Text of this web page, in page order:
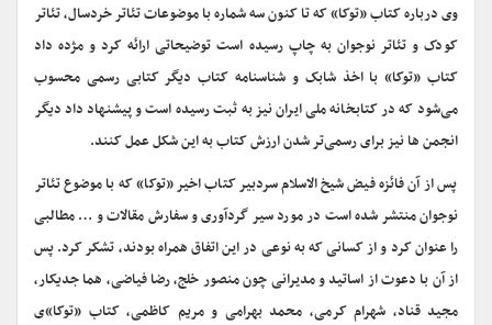
وی درباره کتاب «توکا» که تا کنون سه شماره با موضوعات تئاتر خردسال، تئاتر
کودک و تئاتر نوجوان به چاپ رسیده است توضیحاتی ارائه کرد و مژده داد
کتاب «توکا» با اخذ شابک و شناسنامه کتاب دیگر کتابی رسمی محسوب
می‌شود که در کتابخانه ملی ایران نیز به ثبت رسیده است و پیشنهاد داد دیگر
انجمن ها نیز برای رسمی‌تر شدن ارزش کتاب به این شکل عمل کنند.
پس از آن فائزه فیض شیخ الاسلام سردبیر کتاب اخیر «توکا» که با موضوع تئاتر
نوجوان منتشر شده است در مورد سیر گردآوری و سفارش مقالات و … مطالبی
را عنوان کرد و از کسانی که به نوعی در این اتفاق همراه بودند، تشکر کرد. پس
از آن با دعوت از اساتید و مدیرانی چون منصور خلج، رضا فیاضی، هما جدیکار،
مجید قناد، شهرام کرمی، محمد بهرامی و مریم کاظمی، کتاب «توکا»ی